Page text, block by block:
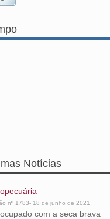
Notícias
nº 1783- 18 de junho de 2021
com a seca brava